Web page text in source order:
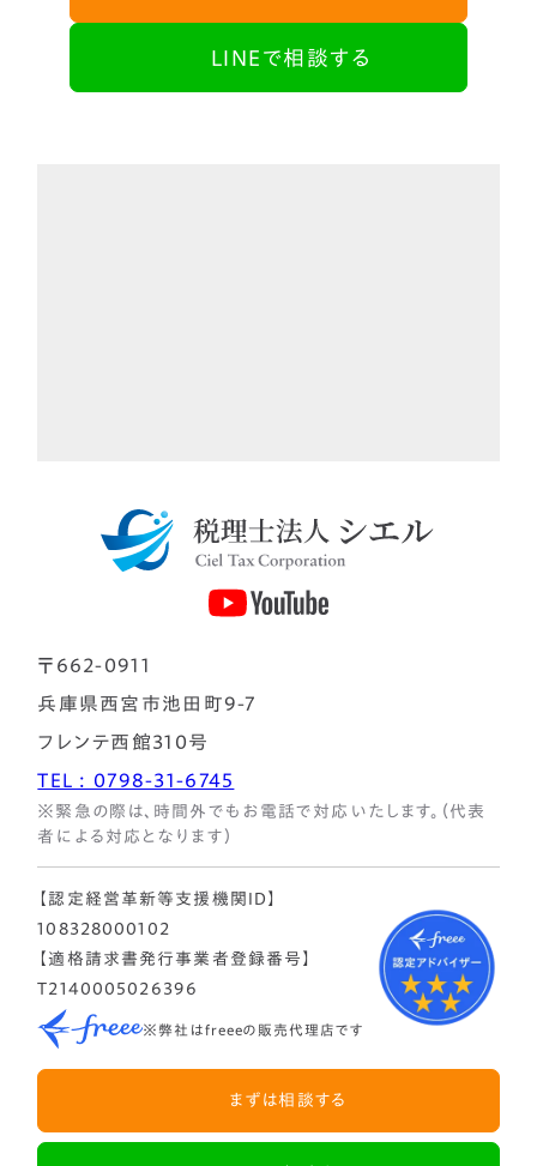
LINEで相談する
〒662-0911
兵庫県西宮市池田町9-7
フレンテ西館310号
TEL : 0798-31-6745
※緊急の際は、時間外でもお電話で対応いたします。（代表
者による対応となります）
【認定経営革新等支援機関ID】
108328000102
【適格請求書発行事業者登録番号】
T2140005026396
※弊社はfreeeの販売代理店です
まずは相談する